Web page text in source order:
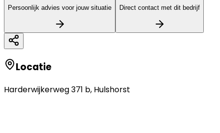
Persoonlijk advies voor jouw situatie
Direct contact met dit bedrijf
Locatie
Harderwijkerweg 371 b, Hulshorst